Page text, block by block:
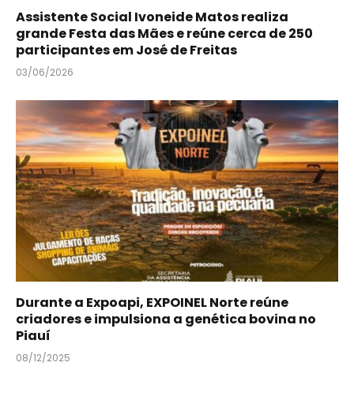
Assistente Social Ivoneide Matos realiza
grande Festa das Mães e reúne cerca de 250
participantes em José de Freitas
03/06/2026
Durante a Expoapi, EXPOINEL Norte reúne
criadores e impulsiona a genética bovina no
Piauí
08/12/2025